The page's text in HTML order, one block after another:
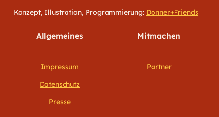
Konzept, Illustration, Programmierung: Donner+Friends
Allgemeines
Impressum
Datenschutz
Presse
Mitmachen
Partner